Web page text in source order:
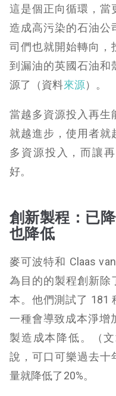
這是個正向循環，當
造成高污染的石油公
司們也就開始轉向，
到漏油的英國石油和
源了（資料來源） 。
當越多資源投入再生
就越進步，使用者就
多資源投入，而讓
好。
創新製程：已
也降低
麥可波特和 Claas
為目的的製程創新除
本。他們測試了 181
一種會導致成本淨增
製造成本降低。
（
說，可口可樂過去十
量就降低了20%。